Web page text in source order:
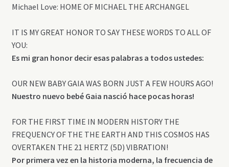
Michael Love: ‎HOME OF MICHAEL THE ARCHANGEL
IT IS MY GREAT HONOR TO SAY THESE WORDS TO ALL OF
YOU:
Es mi gran honor decir esas palabras a todos ustedes:
OUR NEW BABY GAIA WAS BORN JUST A FEW HOURS AGO!
Nuestro nuevo bebé Gaia nasció hace pocas horas!
FOR THE FIRST TIME IN MODERN HISTORY THE
FREQUENCY OF THE THE EARTH AND THIS COSMOS HAS
OVERTAKEN THE 21 HERTZ (5D) VIBRATION!
Por primera vez en la historia moderna, la frecuencia de